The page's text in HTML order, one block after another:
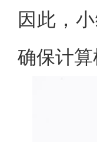
因此，
确保计